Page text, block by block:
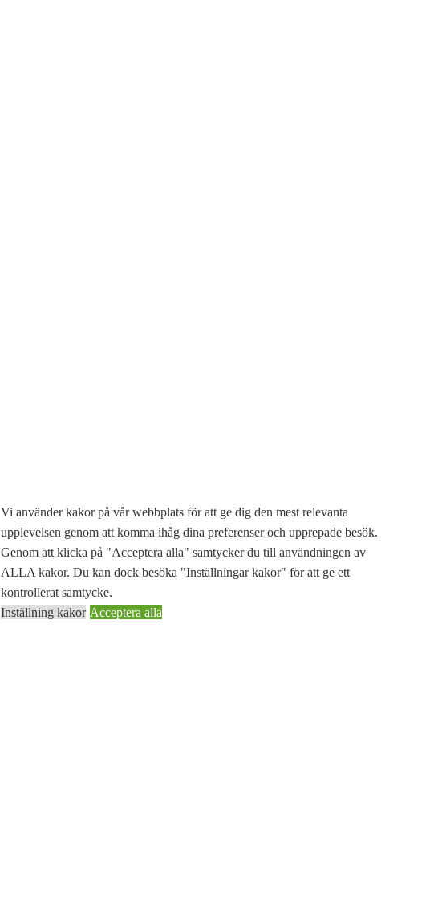
Vi använder kakor på vår webbplats för att ge dig den mest relevanta
upplevelsen genom att komma ihåg dina preferenser och upprepade besök.
Genom att klicka på "Acceptera alla" samtycker du till användningen av
ALLA kakor. Du kan dock besöka "Inställningar kakor" för att ge ett
kontrollerat samtycke.
Inställning kakor Acceptera alla